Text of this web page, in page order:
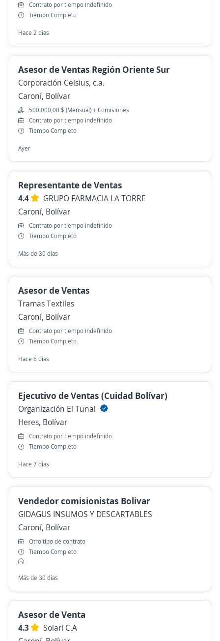
Contrato por tiempo indefinido
Tiempo Completo
Hace 2 días
Asesor de Ventas Región Oriente Sur
Corporación Celsius, c.a.
Caroní, Bolívar
500.000,00 $ (Mensual) + Comisiones
Contrato por tiempo indefinido
Tiempo Completo
Ayer
Representante de Ventas
4.4
GRUPO FARMACIA LA TORRE
Caroní, Bolívar
Contrato por tiempo indefinido
Tiempo Completo
Más de 30 días
Asesor de Ventas
Tramas Textiles
Caroní, Bolívar
Contrato por tiempo indefinido
Tiempo Completo
Hace 6 días
Ejecutivo de Ventas (Cuidad Bolívar)
Organización El Tunal
Heres, Bolívar
Contrato por tiempo indefinido
Tiempo Completo
Hace 7 días
Vendedor comisionistas Bolivar
GIDAGUS INSUMOS Y DESCARTABLES
Caroní, Bolívar
Otro tipo de contrato
Tiempo Completo
Más de 30 días
Asesor de Venta
4.3
Solari C.A